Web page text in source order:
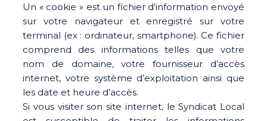
Un « cookie » est un fichier d’information envoyé
sur votre navigateur et enregistré sur votre
terminal (ex : ordinateur, smartphone). Ce fichier
comprend des informations telles que votre
nom de domaine, votre fournisseur d’accès
internet, votre système d’exploitation ainsi que
les date et heure d’accès.
Si vous visiter son site internet, le Syndicat Local